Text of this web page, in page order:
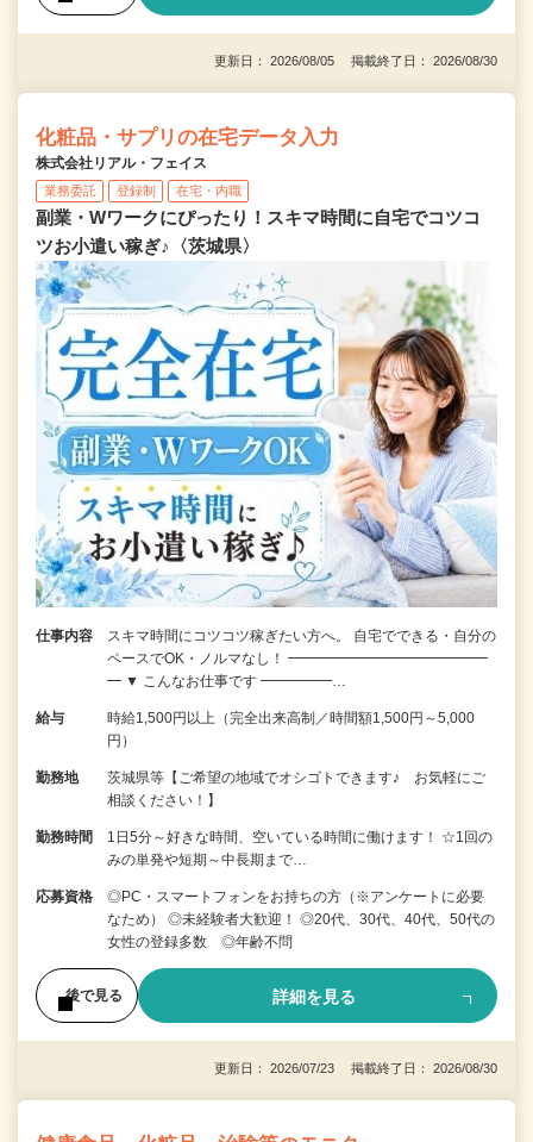
更新日： 2026/08/05 掲載終了日： 2026/08/30
化粧品・サプリの在宅データ入力
株式会社リアル・フェイス
業務委託 登録制 在宅・内職
副業・Wワークにぴったり！スキマ時間に自宅でコツコ
ツお小遣い稼ぎ♪〈茨城県〉
仕事内容
スキマ時間にコツコツ稼ぎたい方へ。 自宅でできる・自分の
ペースでOK・ノルマなし！ ━━━━━━━━━━━━━━
━ ▼ こんなお仕事です ━━━━━…
給与
時給1,500円以上（完全出来高制／時間額1,500円～5,000
円）
勤務地
茨城県等【ご希望の地域でオシゴトできます♪ お気軽にご
相談ください！】
勤務時間
1日5分～好きな時間、空いている時間に働けます！ ☆1回の
みの単発や短期～中長期まで…
応募資格
◎PC・スマートフォンをお持ちの方（※アンケートに必要
なため） ◎未経験者大歓迎！ ◎20代、30代、40代、50代の
女性の登録多数 ◎年齢不問
後で見る 詳細を見る
更新日： 2026/07/23 掲載終了日： 2026/08/30